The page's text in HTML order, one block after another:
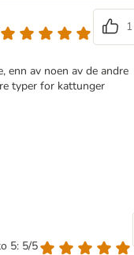
1
enn av noen av de andre
typer for kattunger
5: 5/5